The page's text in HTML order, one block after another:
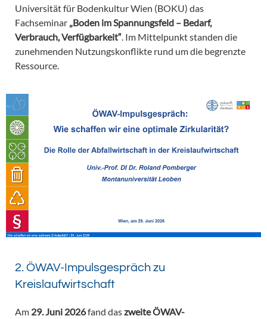
Universität für Bodenkultur Wien (BOKU) das
Fachseminar „Boden im Spannungsfeld – Bedarf,
Verbrauch, Verfügbarkeit“ . Im Mittelpunkt standen die
zunehmenden Nutzungskonflikte rund um die begrenzte
Ressource.
2. ÖWAV-Impulsgespräch zu
Kreislaufwirtschaft
Am 29. Juni 2026fand daszweite ÖWAV-